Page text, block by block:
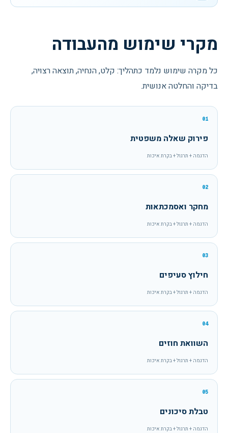
מקרי שימוש מהעבודה
כל מקרה שימוש נלמד כתהליך: קלט, הנחיה, תוצאה רצויה,
בדיקה והחלטה אנושית.
01
פירוק שאלה משפטית
הדגמה + תרגול + בקרת איכות
02
מחקר ואסמכתאות
הדגמה + תרגול + בקרת איכות
03
חילוץ סעיפים
הדגמה + תרגול + בקרת איכות
04
השוואת חוזים
הדגמה + תרגול + בקרת איכות
05
טבלת סיכונים
הדגמה + תרגול + בקרת איכות